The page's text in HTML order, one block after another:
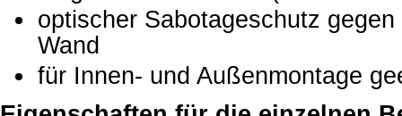
optischer Sabotageschutz
Wand
für Innen- und Außenmontage